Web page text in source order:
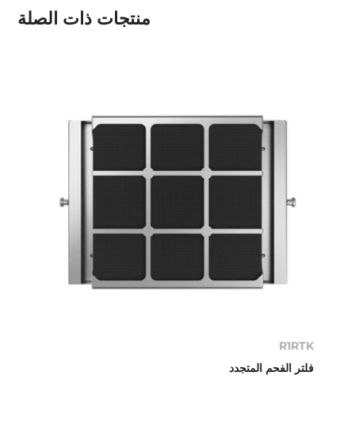
منتجات ذات الصلة
R1RTK
فلتر الفحم المتجدد